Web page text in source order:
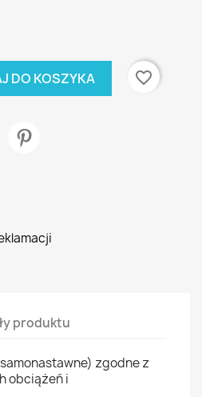
DO KOSZYKA favorite_border
produktu
zgodne z
obciążeń i